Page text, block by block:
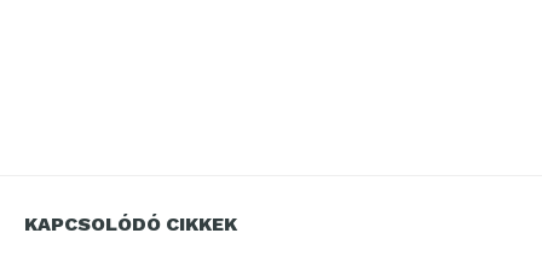
KAPCSOLÓDÓ CIKKEK